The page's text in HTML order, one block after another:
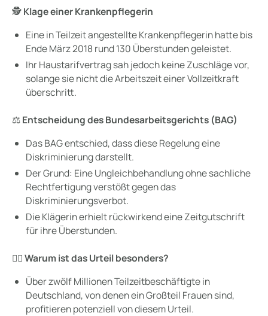
🕵️Klage einer Krankenpflegerin
Eine in Teilzeit angestellte Krankenpflegerin hatte bis
Ende März 2018 rund 130 Überstunden geleistet.
Ihr Haustarifvertrag sah jedoch keine Zuschläge vor,
solange sie nicht die Arbeitszeit einer Vollzeitkraft
überschritt.
⚖️Entscheidung des Bundesarbeitsgerichts (BAG)
Das BAG entschied, dass diese Regelung eine
Diskriminierung darstellt.
Der Grund: Eine Ungleichbehandlung ohne sachliche
Rechtfertigung verstößt gegen das
Diskriminierungsverbot.
Die Klägerin erhielt rückwirkend eine Zeitgutschrift
für ihre Überstunden.
👩‍⚖️Warum ist das Urteil besonders?
Über zwölf Millionen Teilzeitbeschäftigte in
Deutschland, von denen ein Großteil Frauen sind,
profitieren potenziell von diesem Urteil.